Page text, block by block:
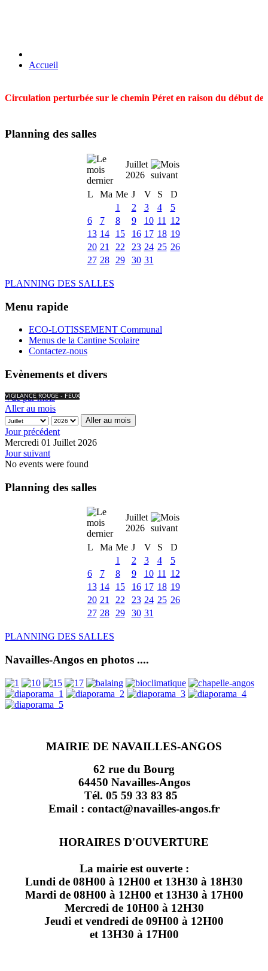
Accueil
Circulation perturbée sur le chemin Péret en raison du début
Planning des salles
Juillet
2026
L
Ma Me J V S
D
1
2 3 4
5
6
7 8 9 10 11
12
13 14 15 16 17 18 19
20 21 22 23 24 25 26
27 28 29 30 31
PLANNING DES SALLES
Menu rapide
ECO-LOTISSEMENT Communal
Menus de la Cantine Scolaire
Contactez-nous
Evènements et divers
VIGILANCE ROUGE - FEUX
Vue par mois
Aller au mois
Aller au mois
Jour précédent
Mercredi 01 Juillet 2026
Jour suivant
No events were found
Planning des salles
Juillet
2026
L
Ma Me J V S
D
1
2 3 4
5
6
7 8 9 10 11
12
13 14 15 16 17 18 19
20 21 22 23 24 25 26
27 28 29 30 31
PLANNING DES SALLES
Navailles-Angos en photos ....
MAIRIE DE NAVAILLES-ANGOS
62 rue du Bourg
64450 Navailles-Angos
Tél. 05 59 33 83 85
Email : contact@navailles-angos.fr
HORAIRES D'OUVERTURE
La mairie est ouverte :
Lundi de 08H00 à 12H00 et 13H30 à 18H30
Mardi de 08H00 à 12H00 et 13H30 à 17H00
Mercredi de 10H00 à 12H30
Jeudi et vendredi de 09H00 à 12H00
et 13H30 à 17H00